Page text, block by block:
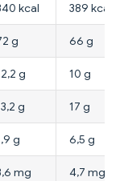
kcal 389 kcal
g 66 g
g 10 g
g 17 g
g 6,5 g
mg 4,7 mg